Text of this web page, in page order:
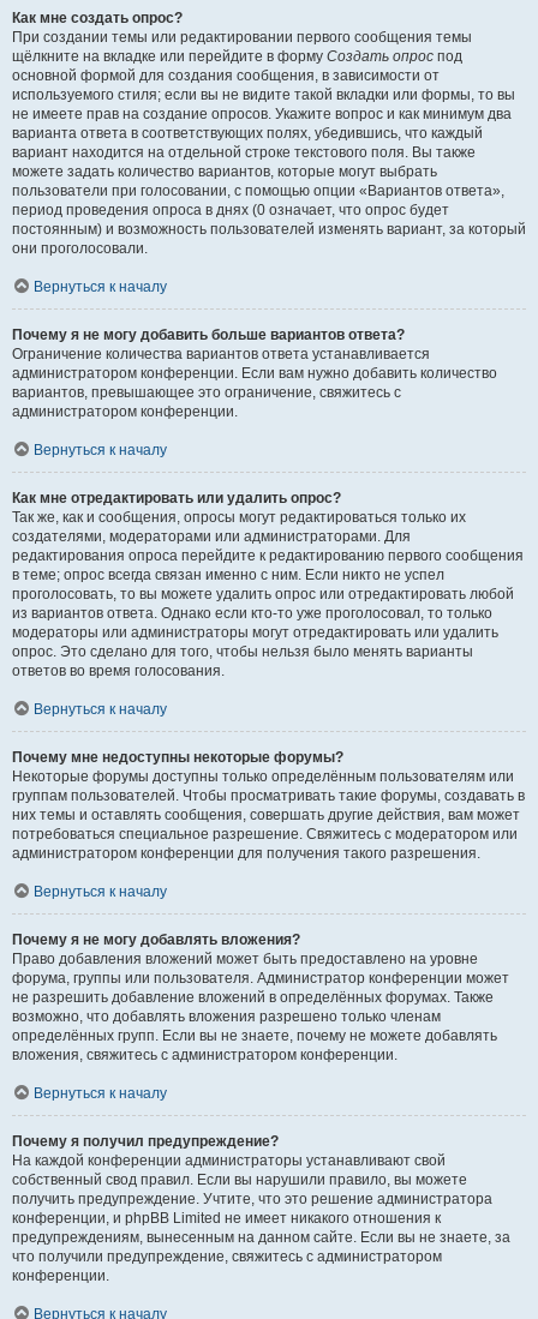
Как мне создать опрос?
При создании темы или редактировании первого сообщения темы
щёлкните на вкладке или перейдите в форму Создать опрос под
основной формой для создания сообщения, в зависимости от
используемого стиля; если вы не видите такой вкладки или формы, то вы
не имеете прав на создание опросов. Укажите вопрос и как минимум два
варианта ответа в соответствующих полях, убедившись, что каждый
вариант находится на отдельной строке текстового поля. Вы также
можете задать количество вариантов, которые могут выбрать
пользователи при голосовании, с помощью опции «Вариантов ответа»,
период проведения опроса в днях (0 означает, что опрос будет
постоянным) и возможность пользователей изменять вариант, за который
они проголосовали.
Вернуться к началу
Почему я не могу добавить больше вариантов ответа?
Ограничение количества вариантов ответа устанавливается
администратором конференции. Если вам нужно добавить количество
вариантов, превышающее это ограничение, свяжитесь с
администратором конференции.
Вернуться к началу
Как мне отредактировать или удалить опрос?
Так же, как и сообщения, опросы могут редактироваться только их
создателями, модераторами или администраторами. Для
редактирования опроса перейдите к редактированию первого сообщения
в теме; опрос всегда связан именно с ним. Если никто не успел
проголосовать, то вы можете удалить опрос или отредактировать любой
из вариантов ответа. Однако если кто-то уже проголосовал, то только
модераторы или администраторы могут отредактировать или удалить
опрос. Это сделано для того, чтобы нельзя было менять варианты
ответов во время голосования.
Вернуться к началу
Почему мне недоступны некоторые форумы?
Некоторые форумы доступны только определённым пользователям или
группам пользователей. Чтобы просматривать такие форумы, создавать в
них темы и оставлять сообщения, совершать другие действия, вам может
потребоваться специальное разрешение. Свяжитесь с модератором или
администратором конференции для получения такого разрешения.
Вернуться к началу
Почему я не могу добавлять вложения?
Право добавления вложений может быть предоставлено на уровне
форума, группы или пользователя. Администратор конференции может
не разрешить добавление вложений в определённых форумах. Также
возможно, что добавлять вложения разрешено только членам
определённых групп. Если вы не знаете, почему не можете добавлять
вложения, свяжитесь с администратором конференции.
Вернуться к началу
Почему я получил предупреждение?
На каждой конференции администраторы устанавливают свой
собственный свод правил. Если вы нарушили правило, вы можете
получить предупреждение. Учтите, что это решение администратора
конференции, и phpBB Limited не имеет никакого отношения к
предупреждениям, вынесенным на данном сайте. Если вы не знаете, за
что получили предупреждение, свяжитесь с администратором
конференции.
Вернуться к началу